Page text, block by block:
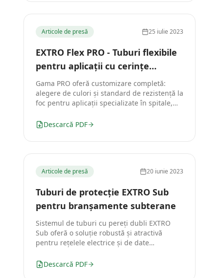
Articole de presă 25 iulie 2023
EXTRO Flex PRO - Tuburi flexibile
pentru aplicații cu cerințe
speciale
Gama PRO oferă customizare completă:
alegere de culori și standard de rezistență la
foc pentru aplicații specializate în spitale,
Descarcă PDF
Articole de presă 20 iunie 2023
Tuburi de protecție EXTRO Sub
pentru branșamente subterane
Sistemul de tuburi cu pereți dubli EXTRO
Sub oferă o soluție robustă și atractivă
pentru rețelele electrice și de date
Descarcă PDF